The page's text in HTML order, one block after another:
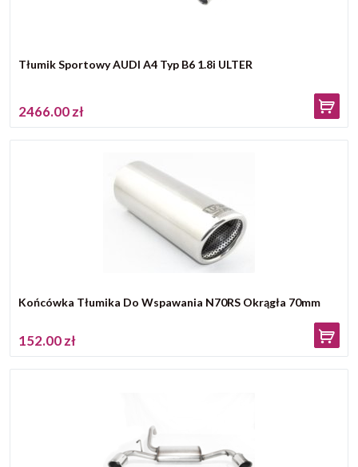
Tłumik Sportowy AUDI A4 Typ B6 1.8i ULTER
2466.00 zł
Końcówka Tłumika Do Wspawania N70RS Okrągła 70mm
152.00 zł